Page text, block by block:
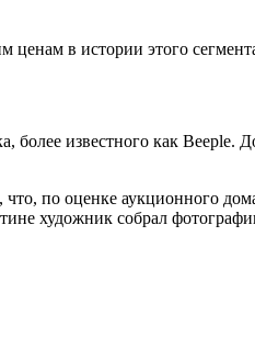
в истории этого
известного как Beeple.
по оценке аукционного
художник собрал